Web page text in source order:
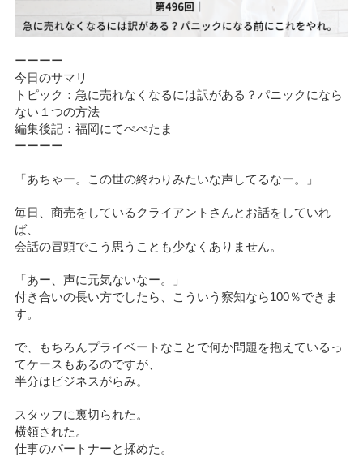
ーーーー
今日のサマリ
トピック：急に売れなくなるには訳がある？パニックになら
ない１つの方法
編集後記：福岡にてぺぺたま
ーーーー
「あちゃー。この世の終わりみたいな声してるなー。」
毎日、商売をしているクライアントさんとお話をしていれ
ば、
会話の冒頭でこう思うことも少なくありません。
「あー、声に元気ないなー。」
付き合いの長い方でしたら、こういう察知なら100％できま
す。
で、もちろんプライベートなことで何か問題を抱えているっ
てケースもあるのですが、
半分はビジネスがらみ。
スタッフに裏切られた。
横領された。
仕事のパートナーと揉めた。